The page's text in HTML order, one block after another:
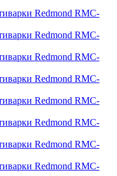
Redmond RMC-
Redmond RMC-
Redmond RMC-
Redmond RMC-
Redmond RMC-
Redmond RMC-
Redmond RMC-
Redmond RMC-